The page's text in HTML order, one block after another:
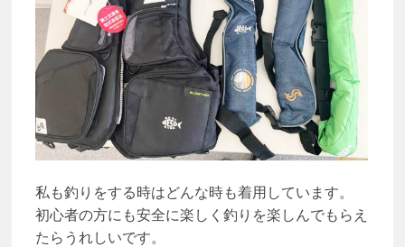
私も釣りをする時はどんな時も着用しています。
初心者の方にも安全に楽しく釣りを楽しんでもらえ
たらうれしいです。